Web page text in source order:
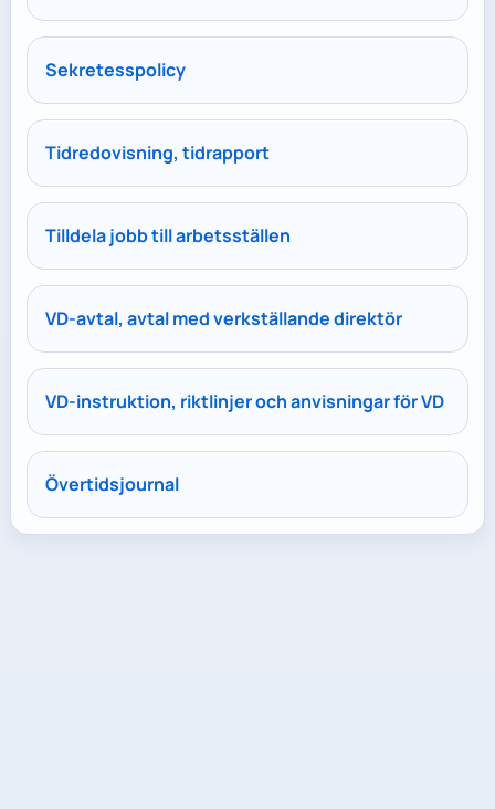
Sekretesspolicy
Tidredovisning, tidrapport
Tilldela jobb till arbetsställen
VD-avtal, avtal med verkställande direktör
VD-instruktion, riktlinjer och anvisningar för VD
Övertidsjournal